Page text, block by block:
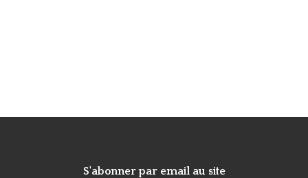
S'abonner par email au site